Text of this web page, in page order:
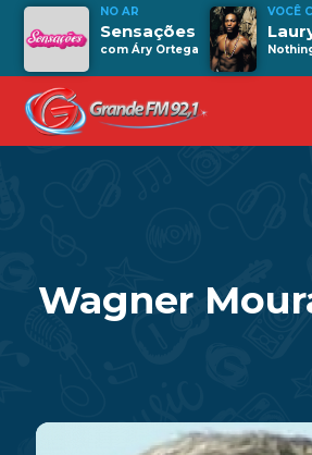
NO AR
Sensações
com Áry Ortega
VOCÊ
Wagner